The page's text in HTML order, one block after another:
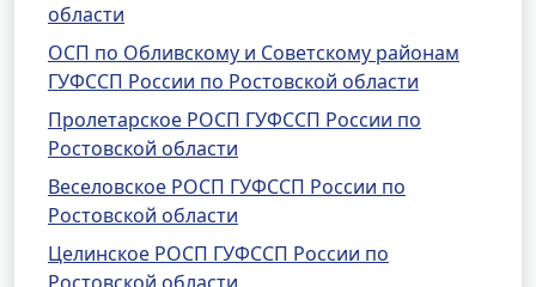
области
ОСП по Обливскому и Советскому районам
ГУФССП России по Ростовской области
Пролетарское РОСП ГУФССП России по
Ростовской области
Веселовское РОСП ГУФССП России по
Ростовской области
Целинское РОСП ГУФССП России по